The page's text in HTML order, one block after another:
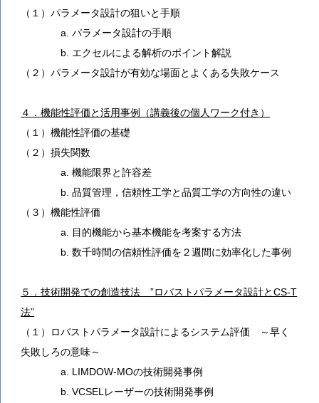
（１）パラメータ設計の狙いと手順
a. パラメータ設計の手順
b. エクセルによる解析のポイント解説
（２）パラメータ設計が有効な場面とよくある失敗ケース
４．機能性評価と活用事例（講義後の個人ワーク付き）
（１）機能性評価の基礎
（２）損失関数
a. 機能限界と許容差
b. 品質管理，信頼性工学と品質工学の方向性の違い
（３）機能性評価
a. 目的機能から基本機能を考案する方法
b. 数千時間の信頼性評価を２週間に効率化した事例
５．技術開発での創造技法 ”ロバストパラメータ設計とCS-T
法”
（１）ロバストパラメータ設計によるシステム評価 ～早く
失敗しろの意味～
a. LIMDOW-MOの技術開発事例
b. VCSELレーザーの技術開発事例